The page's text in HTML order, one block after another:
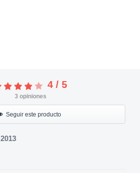
4 / 5
3 opiniones
Seguir este producto
2013